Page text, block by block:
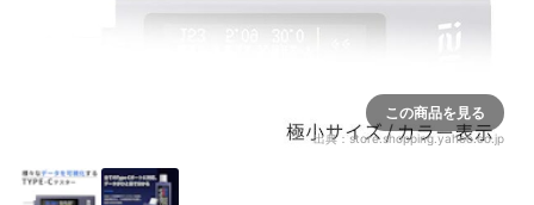
この商品を見る
出典：store.shopping.yahoo.co.jp